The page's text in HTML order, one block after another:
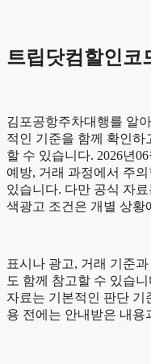
트립닷컴할인코
김포공항주차대행를 알
적인 기준을 함께 확인하
할 수 있습니다. 2026년
예방, 거래 과정에서 주
있습니다. 다만 공식 자
색광고 조건은 개별 상황
표시나 광고, 거래 기준
도 함께 참고할 수 있습
자료는 기본적인 판단 기
용 전에는 안내받은 내용